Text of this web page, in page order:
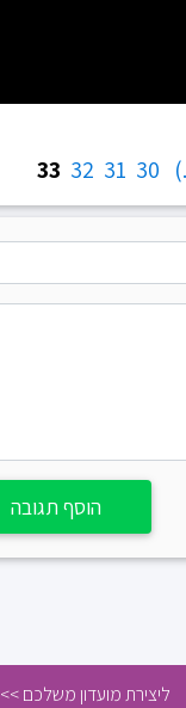
30
31
32
33
הוסף תגובה
ליצירת מועדון משלכם >>